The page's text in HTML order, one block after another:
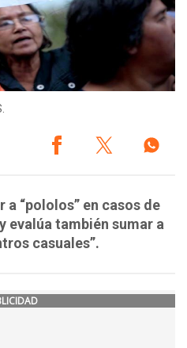
“pololos” en casos de
evalúa también sumar a
casuales”.